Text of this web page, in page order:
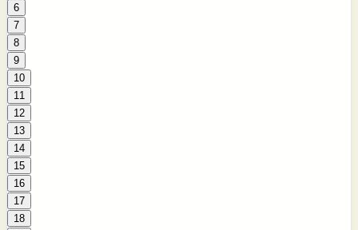
6
7
8
9
10
11
12
13
14
15
16
17
18